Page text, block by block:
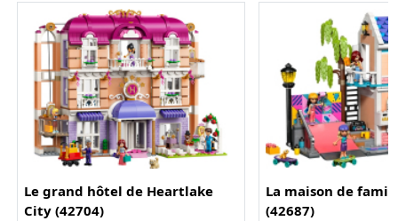
Le grand hôtel de Heartlake
City (42704)
La maison de
(42687)